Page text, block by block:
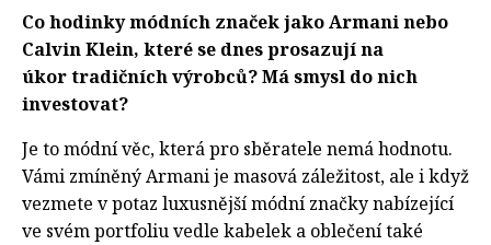
Co hodinky módních značek jako Armani nebo
Calvin Klein, které se dnes prosazují na
úkor tradičních výrobců? Má smysl do nich
investovat?
Je to módní věc, která pro sběratele nemá hodnotu.
Vámi zmíněný Armani je masová záležitost, ale i když
vezmete v potaz luxusnější módní značky nabízející
ve svém portfoliu vedle kabelek a oblečení také